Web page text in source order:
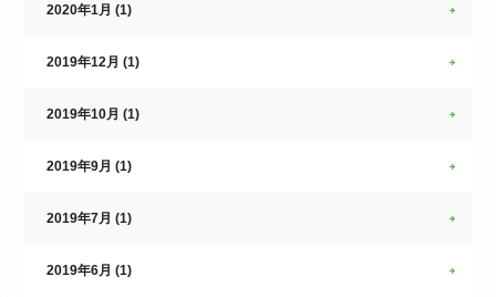
2020年1月 (1)
2019年12月 (1)
2019年10月 (1)
2019年9月 (1)
2019年7月 (1)
2019年6月 (1)